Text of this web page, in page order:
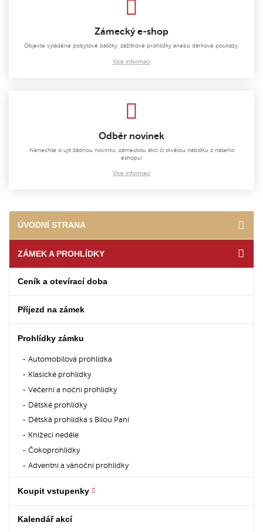
Zámecký e-shop
Objevte vyladěné pobytové balíčky, zážitkové prohlídky anebo dárkové poukazy.
Více informací
Odběr novinek
Nenechte si ujít žádnou novinku, zámeckou akci či skvělou nabídku z našeho
eshopu!
Více informací
ÚVODNÍ STRANA
ZÁMEK A PROHLÍDKY
Ceník a otevírací doba
Příjezd na zámek
Prohlídky zámku
Automobilová prohlídka
Klasické prohlídky
Večerní a noční prohlídky
Dětské prohlídky
Dětská prohlídka s Bílou Paní
Knížecí neděle
Čokoprohlídky
Adventní a vánoční prohlídky
Koupit vstupenky
Kalendář akcí